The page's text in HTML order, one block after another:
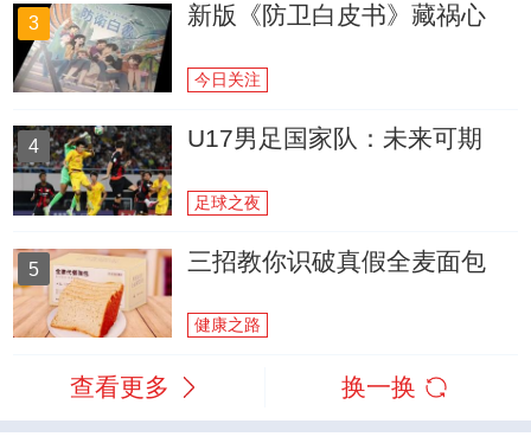
3 新版《防卫白皮书》藏祸心
今日关注
4 U17男足国家队：未来可期
足球之夜
5 三招教你识破真假全麦面包
健康之路
查看更多 换一换